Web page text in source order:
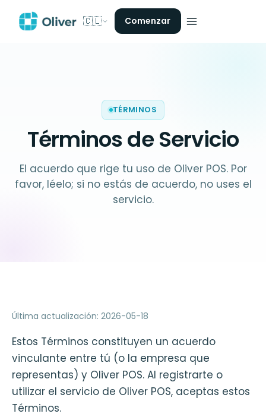
🇨🇱 Comenzar
TÉRMINOS
Términos de Servicio
El acuerdo que rige tu uso de Oliver POS. Por
favor, léelo; si no estás de acuerdo, no uses el
servicio.
Última actualización: 2026-05-18
Estos Términos constituyen un acuerdo
vinculante entre tú (o la empresa que
representas) y Oliver POS. Al registrarte o
utilizar el servicio de Oliver POS, aceptas estos
Términos.